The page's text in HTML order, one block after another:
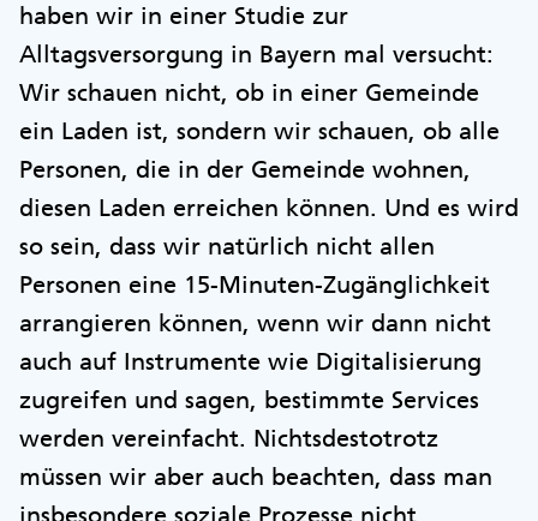
haben wir in einer Studie zur
Alltagsversorgung in Bayern mal versucht:
Wir schauen nicht, ob in einer Gemeinde
ein Laden ist, sondern wir schauen, ob alle
Personen, die in der Gemeinde wohnen,
diesen Laden erreichen können. Und es wird
so sein, dass wir natürlich nicht allen
Personen eine 15-Minuten-Zugänglichkeit
arrangieren können, wenn wir dann nicht
auch auf Instrumente wie Digitalisierung
zugreifen und sagen, bestimmte Services
werden vereinfacht. Nichtsdestotrotz
müssen wir aber auch beachten, dass man
insbesondere soziale Prozesse nicht